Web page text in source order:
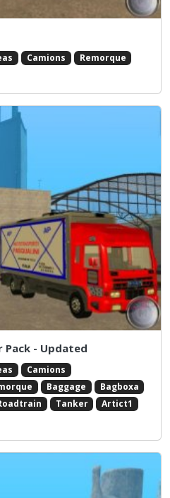
Camions
Remorque
Pack - Updated
Camions
Baggage
Bagboxa
Tanker
Artict1